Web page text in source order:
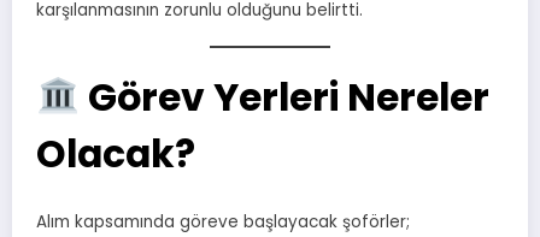
karşılanmasının zorunlu olduğunu belirtti.
Görev Yerleri Nereler
Olacak?
Alım kapsamında göreve başlayacak şoförler;